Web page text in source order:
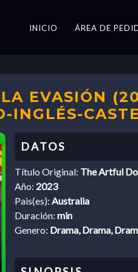
INICIO ÁREA DE
LA EVASIÓN
INGLÉS-
Título Original: The Artful
Año: 2023
Pais(es): Australia
Duración: min
Genero: Drama, Drama,